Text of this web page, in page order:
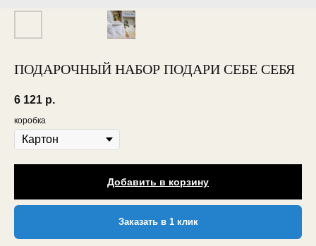
ПОДАРОЧНЫЙ НАБОР ПОДАРИ СЕБЕ СЕБЯ
6 121 р.
коробка
Добавить в корзину
Заказать в 1 клик